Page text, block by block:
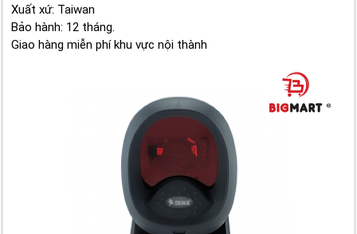
Xuất xứ: Taiwan
Bảo hành: 12 tháng.
Giao hàng miễn phí khu vực nội thành